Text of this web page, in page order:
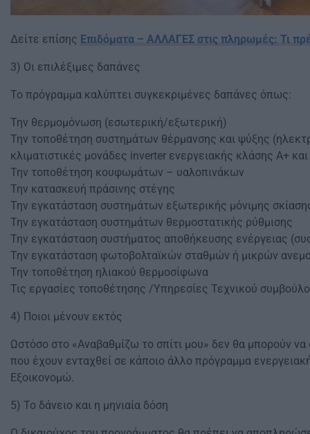
Δείτε επίσης Επιδόματα – ΑΛΛΑΓΕΣ στις πληρωμές: Τι
3) Οι επιλέξιμες δαπάνες
Το πρόγραμμα καλύπτει συγκεκριμένες δαπάνες όπως:
Την θερμομόνωση (εσωτερική/εξωτερική)
Την τοποθέτηση συστημάτων θέρμανσης και ψύξης
κλιματιστικές μονάδες inverter ενεργειακής κλάσης Α+
Την τοποθέτηση κουφωμάτων – υαλοπινάκων
Την κατασκευή πράσινης στέγης
Την εγκατάσταση συστημάτων εξωτερικής μόνιμης
Την εγκατάσταση συστημάτων θερμοστατικής ρύθμισης
Την εγκατάσταση συστήματος αποθήκευσης ενέργειας
Την εγκατάσταση φωτοβολταϊκών σταθμών ή μικρών
Την τοποθέτηση ηλιακού θερμοσίφωνα
Τις εργασίες τοποθέτησης /Υπηρεσίες Τεχνικού
4) Ποιοι μένουν εκτός
Ωστόσο στο «Αναβαθμίζω το σπίτι μου» δεν θα μπορούν να
που έχουν ενταχθεί σε κάποιο άλλο πρόγραμμα
Εξοικονομώ.
5) Το δάνειο και η μηνιαία δόση